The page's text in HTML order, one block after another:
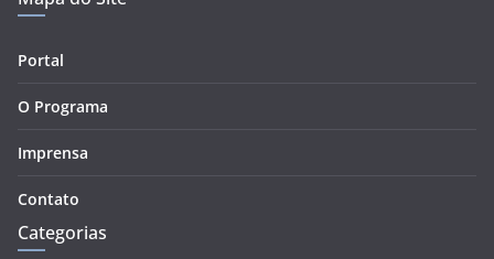
Portal
O Programa
Imprensa
Contato
Categorias